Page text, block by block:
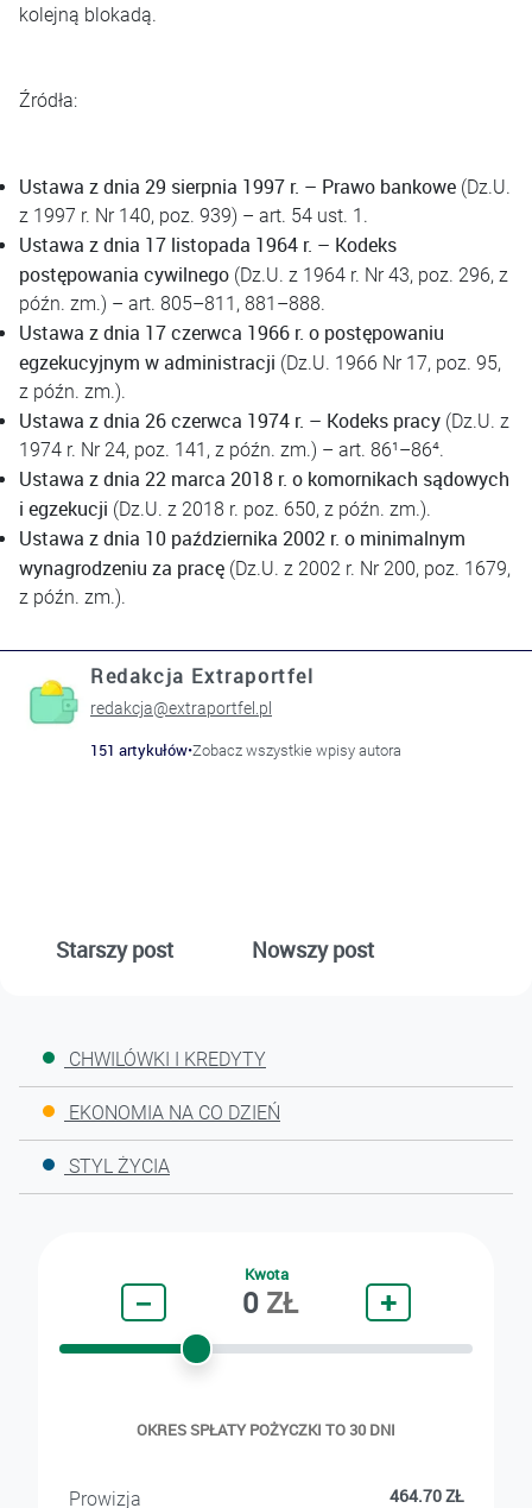
kolejną blokadą.
Źródła:
Ustawa z dnia 29 sierpnia 1997 r. – Prawo bankowe (Dz.U.
z 1997 r. Nr 140, poz. 939) – art. 54 ust. 1.
Ustawa z dnia 17 listopada 1964 r. – Kodeks
postępowania cywilnego (Dz.U. z 1964 r. Nr 43, poz. 296, z
późn. zm.) – art. 805–811, 881–888.
Ustawa z dnia 17 czerwca 1966 r. o postępowaniu
egzekucyjnym w administracji (Dz.U. 1966 Nr 17, poz. 95,
z późn. zm.).
Ustawa z dnia 26 czerwca 1974 r. – Kodeks pracy (Dz.U. z
1974 r. Nr 24, poz. 141, z późn. zm.) – art. 86¹–86⁴.
Ustawa z dnia 22 marca 2018 r. o komornikach sądowych
i egzekucji (Dz.U. z 2018 r. poz. 650, z późn. zm.).
Ustawa z dnia 10 października 2002 r. o minimalnym
wynagrodzeniu za pracę (Dz.U. z 2002 r. Nr 200, poz. 1679,
z późn. zm.).
Redakcja Extraportfel
redakcja@extraportfel.pl
151 artykułów•Zobacz wszystkie wpisy autora
Starszy post Nowszy post
CHWILÓWKI I KREDYTY
EKONOMIA NA CO DZIEŃ
STYL ŻYCIA
Kwota
− 0ZŁ +
OKRES SPŁATY POŻYCZKI TO 30 DNI
Prowizja 464.70ZŁ